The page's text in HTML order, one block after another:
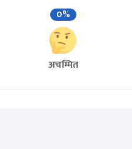
0%
अचम्मित